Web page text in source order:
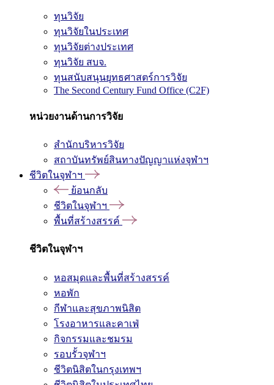
ทุนวิจัย
ทุนวิจัยในประเทศ
ทุนวิจัยต่างประเทศ
ทุนวิจัย สบจ.
ทุนสนับสนุนยุทธศาสตร์การวิจัย
The Second Century Fund Office (C2F)
หน่วยงานด้านการวิจัย
สำนักบริหารวิจัย
สถาบันทรัพย์สินทางปัญญาแห่งจุฬาฯ
ชีวิตในจุฬาฯ
ย้อนกลับ
ชีวิตในจุฬาฯ
พื้นที่สร้างสรรค์
ชีวิตในจุฬาฯ
หอสมุดและพื้นที่สร้างสรรค์
หอพัก
กีฬาและสุขภาพนิสิต
โรงอาหารและคาเฟ่
กิจกรรมและชมรม
รอบรั้วจุฬาฯ
ชีวิตนิสิตในกรุงเทพฯ